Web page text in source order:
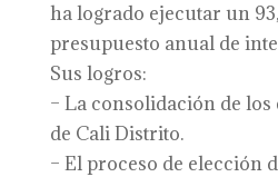
ha logrado ejecutar un
presupuesto anual de
Sus logros:
– La consolidación de
de Cali Distrito.
– El proceso de elección